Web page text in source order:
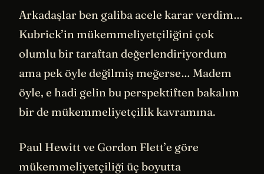
Arkadaşlar ben galiba acele karar verdim…
Kubrick’in mükemmeliyetçiliğini çok
olumlu bir taraftan değerlendiriyordum
ama pek öyle değilmiş meğerse… Madem
öyle, e hadi gelin bu perspektiften bakalım
bir de mükemmeliyetçilik kavramına.
Paul Hewitt ve Gordon Flett’e göre
mükemmeliyetçiliği üç boyutta